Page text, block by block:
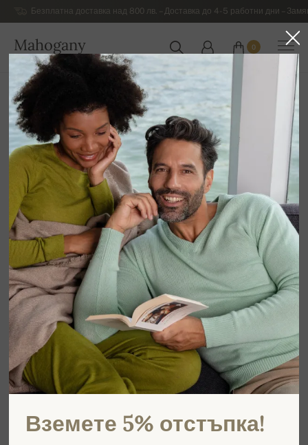
Безплатна доставка над 800 лв. – Доставка до 4-5 работни дни –
Mahogany
БЪЛГАРИЯ
0
Начална страница Луксозни дамски дрехи от кашмиp
Вземете 5% отстъпка!